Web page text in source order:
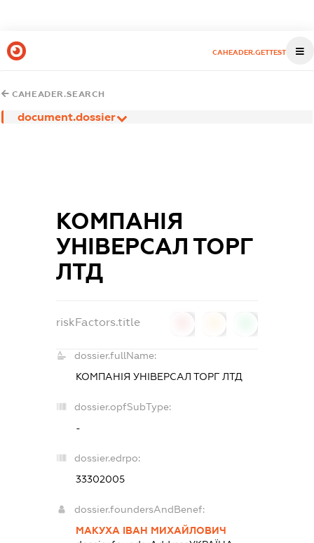
CAHEADER.GETTEST
CAHEADER.SEARCH
document.dossier
КОМПАНІЯ
УНІВЕРСАЛ ТОРГ
ЛТД
riskFactors.title
dossier.fullName:
КОМПАНІЯ УНІВЕРСАЛ ТОРГ ЛТД
dossier.opfSubType:
-
dossier.edrpo:
33302005
dossier.foundersAndBenef:
МАКУХА ІВАН МИХАЙЛОВИЧ